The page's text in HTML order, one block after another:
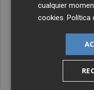
cualquier
cookies.Política